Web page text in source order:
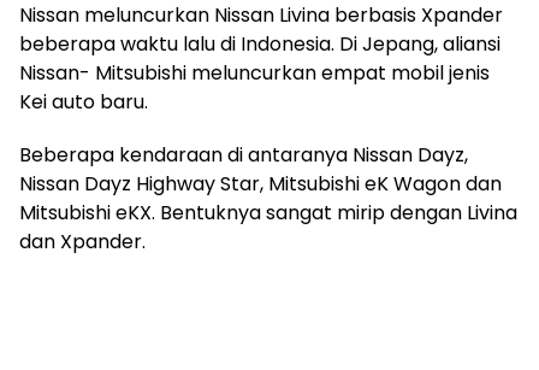
Nissan meluncurkan Nissan Livina berbasis Xpander
beberapa waktu lalu di Indonesia. Di Jepang, aliansi
Nissan- Mitsubishi meluncurkan empat mobil jenis
Kei auto baru.
Beberapa kendaraan di antaranya Nissan Dayz,
Nissan Dayz Highway Star, Mitsubishi eK Wagon dan
Mitsubishi eKX. Bentuknya sangat mirip dengan Livina
dan Xpander.